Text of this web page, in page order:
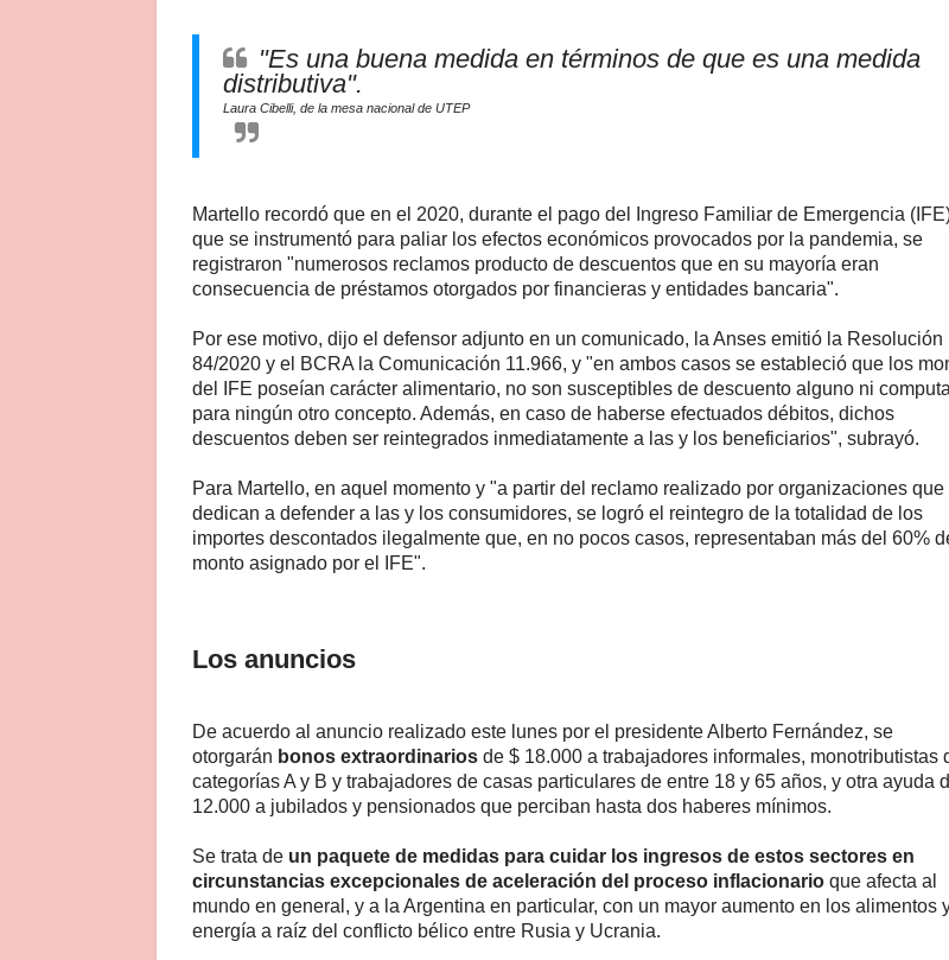
"Es una buena medida en términos de que es una medida
distributiva".
Laura Cibelli, de la mesa nacional de UTEP
Martello recordó que en el 2020, durante el pago del Ingreso Familiar de Emergencia
que se instrumentó para paliar los efectos económicos provocados por la pandemia, se
registraron "numerosos reclamos producto de descuentos que en su mayoría eran
consecuencia de préstamos otorgados por financieras y entidades bancaria".
Por ese motivo, dijo el defensor adjunto en un comunicado, la Anses emitió la Resolución
84/2020 y el BCRA la Comunicación 11.966, y "en ambos casos se estableció que los
del IFE poseían carácter alimentario, no son susceptibles de descuento alguno ni
para ningún otro concepto. Además, en caso de haberse efectuados débitos, dichos
descuentos deben ser reintegrados inmediatamente a las y los beneficiarios", subrayó.
Para Martello, en aquel momento y "a partir del reclamo realizado por organizaciones que
dedican a defender a las y los consumidores, se logró el reintegro de la totalidad de los
importes descontados ilegalmente que, en no pocos casos, representaban más del 60%
monto asignado por el IFE".
Los anuncios
De acuerdo al anuncio realizado este lunes por el presidente Alberto Fernández, se
otorgarán bonos extraordinarios de $ 18.000 a trabajadores informales, monotributistas
categorías A y B y trabajadores de casas particulares de entre 18 y 65 años, y otra ayuda
12.000 a jubilados y pensionados que perciban hasta dos haberes mínimos.
Se trata de un paquete de medidas para cuidar los ingresos de estos sectores en
circunstancias excepcionales de aceleración del proceso inflacionario que afecta al
mundo en general, y a la Argentina en particular, con un mayor aumento en los alimentos
energía a raíz del conflicto bélico entre Rusia y Ucrania.